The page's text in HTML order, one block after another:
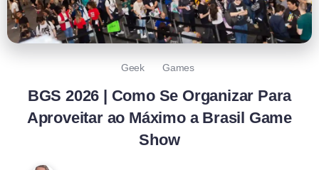
Geek Games
BGS 2026 | Como Se Organizar Para
Aproveitar ao Máximo a Brasil Game
Show